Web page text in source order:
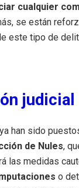
cualquier
se están
este tipo de
judicial
han sido
de Nules,
las medidas
o